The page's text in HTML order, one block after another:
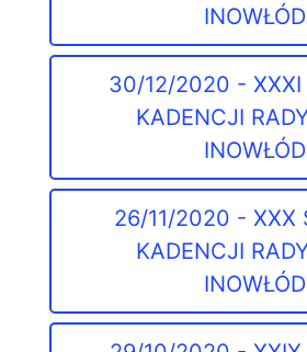
30/12/2020 - XXXI
KADENCJI
26/11/2020 - XXX
KADENCJI